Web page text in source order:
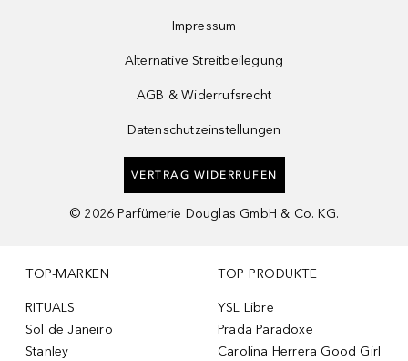
Impressum
Alternative Streitbeilegung
AGB & Widerrufsrecht
Datenschutzeinstellungen
VERTRAG WIDERRUFEN
© 2026 Parfümerie Douglas GmbH & Co. KG.
TOP-MARKEN
RITUALS
Sol de Janeiro
Stanley
TOP PRODUKTE
YSL Libre
Prada Paradoxe
Carolina Herrera Good Girl